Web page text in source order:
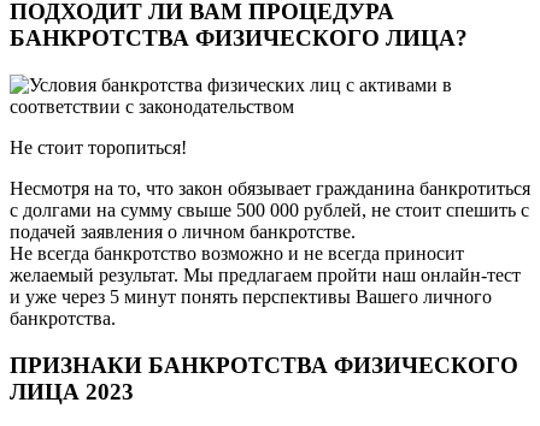
ПОДХОДИТ ЛИ ВАМ ПРОЦЕДУРА
БАНКРОТСТВА ФИЗИЧЕСКОГО ЛИЦА?
Не стоит торопиться!
Несмотря на то, что закон обязывает гражданина банкротиться
с долгами на сумму свыше 500 000 рублей, не стоит спешить с
подачей заявления о личном банкротстве.
Не всегда банкротство возможно и не всегда приносит
желаемый результат. Мы предлагаем пройти наш онлайн-тест
и уже через 5 минут понять перспективы Вашего личного
банкротства.
ПРИЗНАКИ БАНКРОТСТВА ФИЗИЧЕСКОГО
ЛИЦА 2023